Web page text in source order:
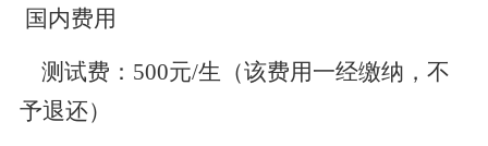
国内费用
测试费：500元/生（该费用一经缴纳，不
予退还）